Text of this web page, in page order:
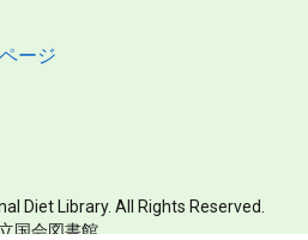
ージ
Diet Library. All Rights Reserved.